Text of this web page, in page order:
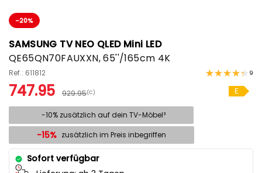
-20%
SAMSUNG TV NEO QLED Mini LED
QE65QN70FAUXXN, 65''/165cm 4K
Ref.: 611812 9
747.95 929.95(C) E
-10% zusätzlich auf dein TV-Möbel³
-15% zusätzlich im Preis inbegriffen
Sofort verfügbar